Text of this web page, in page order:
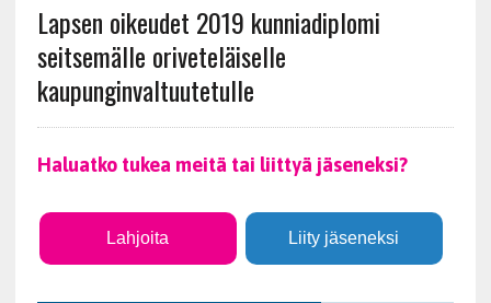
Lapsen oikeudet 2019 kunniadiplomi
seitsemälle oriveteläiselle
kaupunginvaltuutetulle
Haluatko tukea meitä tai liittyä jäseneksi?
Lahjoita Liity jäseneksi